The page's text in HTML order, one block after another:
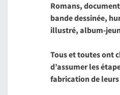
Romans,
bande dessinée,
illustré, album-
Tous et toutes ont
d’assumer les
fabrication de